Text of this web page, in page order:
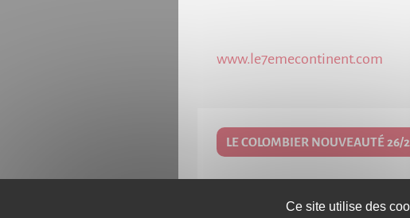
www.le7emecontinent.com
LE COLOMBIER NOUVEAUTÉ 26/
BARTENHEIM LA
Ce site utilise des